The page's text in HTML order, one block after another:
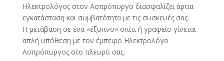
Ηλεκτρολόγος στον Ασπρόπυργο διασφαλίζει άρτια
εγκατάσταση και συμβατότητα με τις συσκευές σας.
Η μετάβαση σε ένα «έξυπνο» σπίτι ή γραφείο γίνεται
απλή υπόθεση με τον έμπειρο Ηλεκτρολόγο
Ασπρόπυργος στο πλευρό σας.